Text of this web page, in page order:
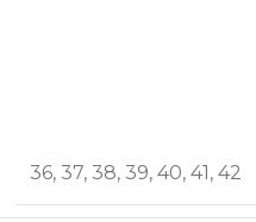
36, 37, 38, 39, 40, 41, 42